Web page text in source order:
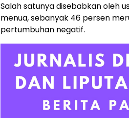
Salah satunya disebabkan oleh
menua, sebanyak 46 persen
pertumbuhan negatif.